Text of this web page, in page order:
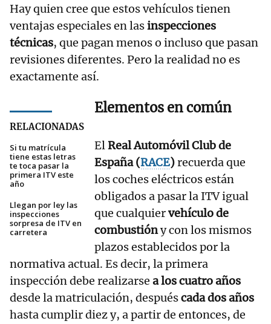
Hay quien cree que estos vehículos tienen
ventajas especiales en lasinspecciones
técnicas, que pagan menos o incluso que pasan
revisiones diferentes. Pero la realidad no es
exactamente así.
RELACIONADAS
Si tu matrícula
tiene estas letras
te toca pasar la
primera ITV este
año
Llegan por ley las
inspecciones
sorpresa de ITV en
carretera
Elementos en común
ElReal Automóvil Club de
España (RACE)recuerda que
los coches eléctricos están
obligados a pasar la ITV igual
que cualquiervehículo de
combustióny con los mismos
plazos establecidos por la
normativa actual. Es decir, la primera
inspección debe realizarse a los cuatro años
desde la matriculación, despuéscada dos años
hasta cumplir diez y, a partir de entonces, de